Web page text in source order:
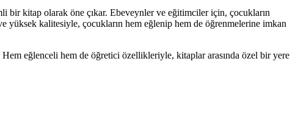
bir kitap olarak öne çıkar. Ebeveynler ve eğitimciler için, çocukların
yüksek kalitesiyle, çocukların hem eğlenip hem de öğrenmelerine imkan
eğlenceli hem de öğretici özellikleriyle, kitaplar arasında özel bir yere